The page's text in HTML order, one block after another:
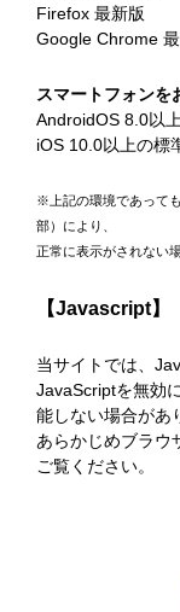
Firefox 最新版
Google Chrome
スマートフォンを
AndroidOS 8.0以
iOS 10.0以上の標
※上記の環境であって
部）により、
正常に表示がされない
【Javascript】
当サイトでは、
JavaScriptを無効
能しない場合があ
あらかじめブラウ
ご覧ください。